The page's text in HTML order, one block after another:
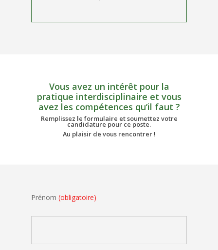
Vous avez un intérêt pour la
pratique interdisciplinaire et vous
avez les compétences qu’il faut ?
Remplissez le formulaire et soumettez votre
candidature pour ce poste.
Au plaisir de vous rencontrer !
Prénom(obligatoire)